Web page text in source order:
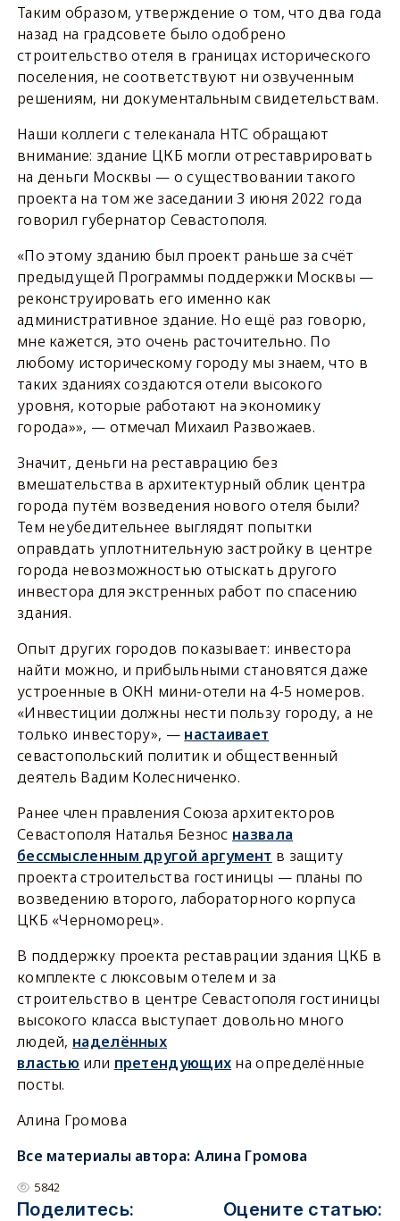
Таким образом, утверждение о том, что два года
назад на градсовете было одобрено
строительство отеля в границах исторического
поселения, не соответствуют ни озвученным
решениям, ни документальным свидетельствам.
Наши коллеги с телеканала НТС обращают
внимание: здание ЦКБ могли отреставрировать
на деньги Москвы — о существовании такого
проекта на том же заседании 3 июня 2022 года
говорил губернатор Севастополя.
«По этому зданию был проект раньше за счёт
предыдущей Программы поддержки Москвы —
реконструировать его именно как
административное здание. Но ещё раз говорю,
мне кажется, это очень расточительно. По
любому историческому городу мы знаем, что в
таких зданиях создаются отели высокого
уровня, которые работают на экономику
города»», — отмечал Михаил Развожаев.
Значит, деньги на реставрацию без
вмешательства в архитектурный облик центра
города путём возведения нового отеля были?
Тем неубедительнее выглядят попытки
оправдать уплотнительную застройку в центре
города невозможностью отыскать другого
инвестора для экстренных работ по спасению
здания.
Опыт других городов показывает: инвестора
найти можно, и прибыльными становятся даже
устроенные в ОКН мини-отели на 4-5 номеров.
«Инвестиции должны нести пользу городу, а не
только инвестору», — настаивает
севастопольский политик и общественный
деятель Вадим Колесниченко.
Ранее член правления Союза архитекторов
Севастополя Наталья Безнос назвала
бессмысленным другой аргумент в защиту
проекта строительства гостиницы — планы по
возведению второго, лабораторного корпуса
ЦКБ «Черноморец».
В поддержку проекта реставрации здания ЦКБ в
комплекте с люксовым отелем и за
строительство в центре Севастополя гостиницы
высокого класса выступает довольно много
людей, наделённых
властью или претендующих на определённые
посты.
Алина Громова
Все материалы автора: Алина Громова
5842
Поделитесь: Оцените статью: